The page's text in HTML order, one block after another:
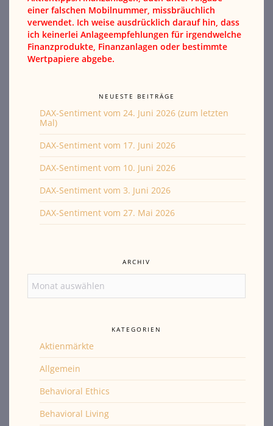
einer falschen Mobilnummer, missbräuchlich
verwendet. Ich weise ausdrücklich darauf hin, dass
ich keinerlei Anlageempfehlungen für irgendwelche
Finanzprodukte, Finanzanlagen oder bestimmte
Wertpapiere abgebe.
NEUESTE BEITRÄGE
DAX-Sentiment vom 24. Juni 2026 (zum letzten
Mal)
DAX-Sentiment vom 17. Juni 2026
DAX-Sentiment vom 10. Juni 2026
DAX-Sentiment vom 3. Juni 2026
DAX-Sentiment vom 27. Mai 2026
ARCHIV
KATEGORIEN
Aktienmärkte
Allgemein
Behavioral Ethics
Behavioral Living